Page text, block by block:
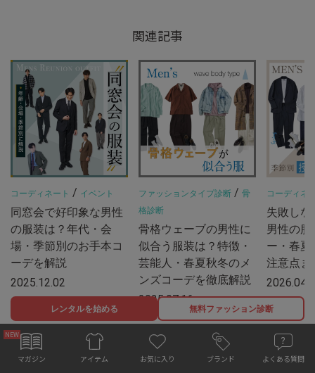
関連記事
コーディネート / イベント
同窓会で好印象な男性
の服装は？年代・会
場・季節別のお手本コ
ーデを解説
2025.12.02
ファッションタイプ診断 / 骨
格診断
骨格ウェーブの男性に
似合う服装は？特徴・
芸能人・春夏秋冬のメ
ンズコーデを徹底解説
2025.07.16
コーディネ
失敗しな
男性の服
ー・春夏
注意点ま
もっと見る
マガジン アイテム お気に入り ブランド よくある質問
レンタルを始める 無料ファッション診断